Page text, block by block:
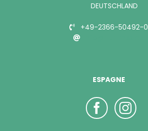
DEUTSCHLAND
+49-2366-50492-0
ESPAGNE